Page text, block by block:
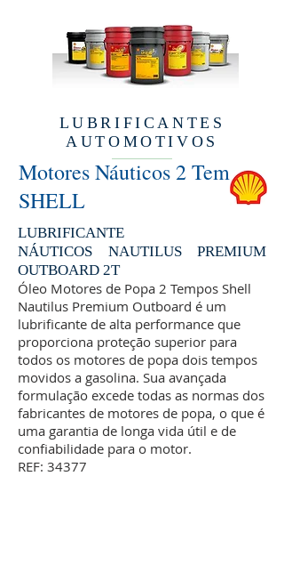
LUBRIFICANTES
AUTOMOTIVOS
Motores Náuticos 2 Tempos
SHELL
LUBRIFICANTE
NÁUTICOS NAUTILUS PREMIUM
OUTBOARD 2T
Óleo Motores de Popa 2 Tempos Shell
Nautilus Premium Outboard é um
lubrificante de alta performance que
proporciona proteção superior para
todos os motores de popa dois tempos
movidos a gasolina. Sua avançada
formulação excede todas as normas dos
fabricantes de motores de popa, o que é
uma garantia de longa vida útil e de
confiabilidade para o motor.
REF: 34377